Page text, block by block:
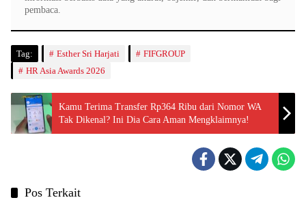
pembaca.
Tag: Esther Sri Harjati
FIFGROUP
HR Asia Awards 2026
Kamu Terima Transfer Rp364 Ribu dari Nomor WA
Tak Dikenal? Ini Dia Cara Aman Mengklaimnya!
Pos Terkait